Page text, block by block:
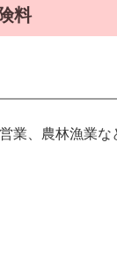
料
業、農林漁業